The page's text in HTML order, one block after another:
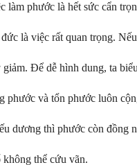
làm phước là hết sức cẩn
là việc rất quan trọng.
Để dễ hình dung, ta
phước và tổn phước luôn
dương thì phước còn đồng
thể cứu vãn.